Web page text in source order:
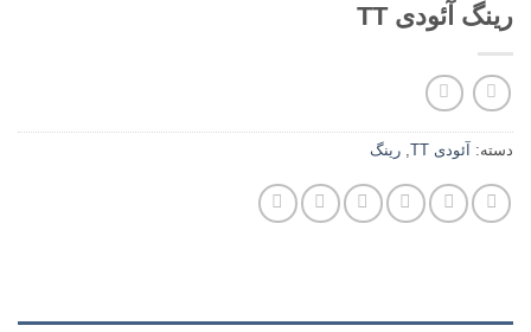
رینگ آئودی TT
دسته: آئودی TT رینگ